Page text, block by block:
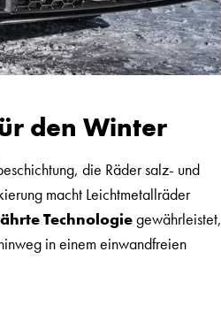
den Winter
die Räder salz- und
macht Leichtmetallräder
Technologiegewährleistet,
in einem einwandfreien